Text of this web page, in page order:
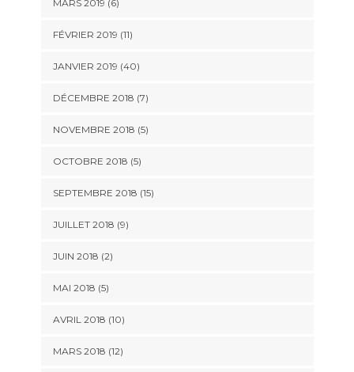
MARS 2019 (6)
FÉVRIER 2019 (11)
JANVIER 2019 (40)
DÉCEMBRE 2018 (7)
NOVEMBRE 2018 (5)
OCTOBRE 2018 (5)
SEPTEMBRE 2018 (15)
JUILLET 2018 (9)
JUIN 2018 (2)
MAI 2018 (5)
AVRIL 2018 (10)
MARS 2018 (12)